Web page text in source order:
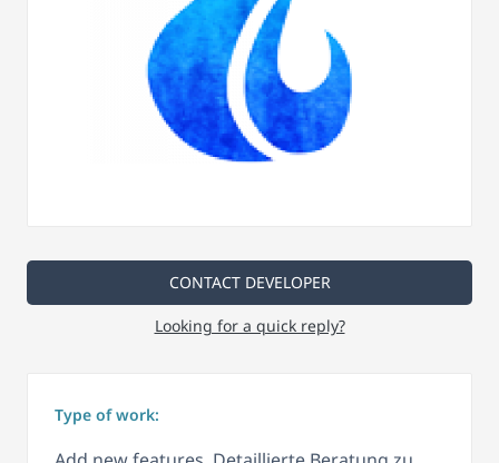
CONTACT DEVELOPER
Looking for a quick reply?
Type of work: